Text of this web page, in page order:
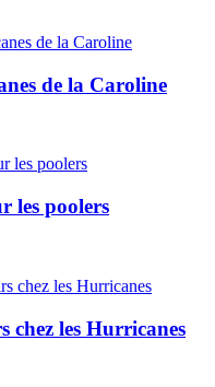
de la Caroline
les poolers
chez les Hurricanes